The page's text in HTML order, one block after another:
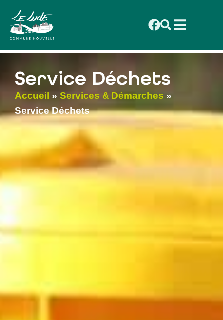
principal
Service Déchets
Accueil » Services & Démarches »
Service Déchets